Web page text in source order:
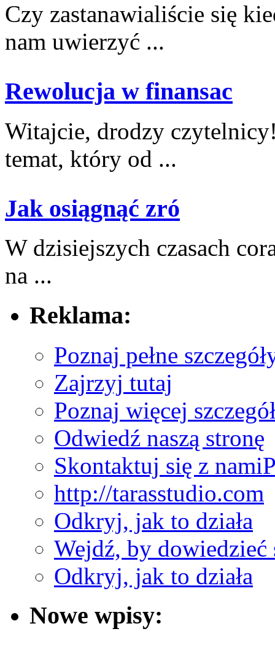
Czy zastanawialiście się
nam uwierzyć ...
Rewolucja w finansac
Witajcie, drodzy
‌temat, który od ...
Jak osiągnąć zró
W dzisiejszych czasach​
na ...
Reklama:
Poznaj pełne
Zajrzyj tutaj
Poznaj więcej
Odwiedź naszą stronę
Skontaktuj się z nami
http://tarasstudio.com
Odkryj, jak to działa
Wejdź, by dowiedzieć
Odkryj, jak to działa
Nowe wpisy: